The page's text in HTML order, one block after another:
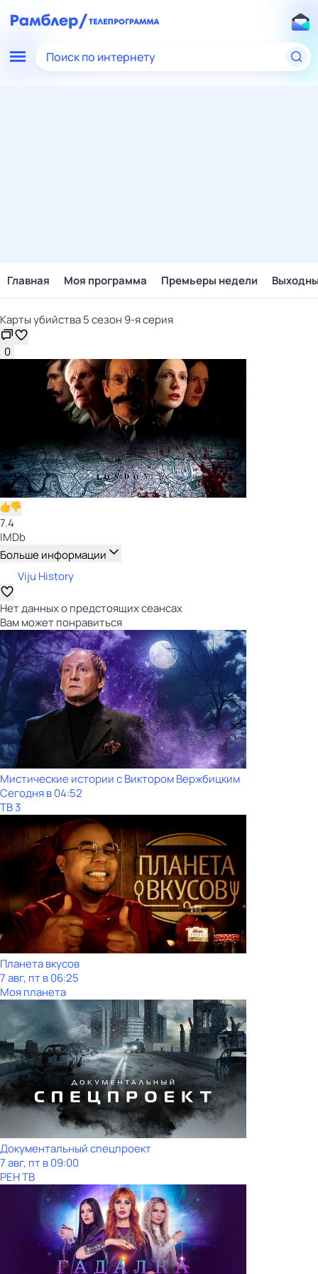
Поиск по интернету
Главная Моя программа Премьеры недели
Карты убийства 5 сезон 9-я серия
0
7.4
IMDb
Больше информации
Viju History
Нет данных о предстоящих сеансах
Вам может понравиться
Мистические истории с Виктoром Bержбицким
Сегодня в 04:52
ТВ 3
Планета вкусов
7 авг, пт в 06:25
Моя планета
Документальный спецпроект
7 авг, пт в 09:00
РЕН ТВ